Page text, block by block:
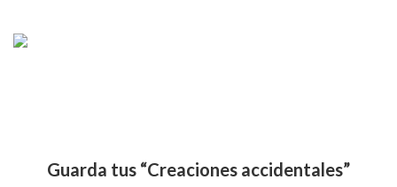
Guarda tus “Creaciones accidentales”